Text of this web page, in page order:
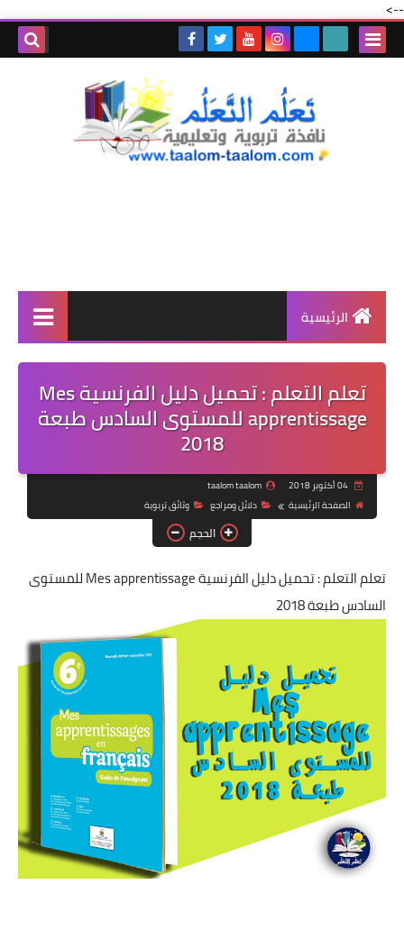
-->
الرئيسية
تعلم التعلم : تحميل دليل الفرنسية Mes
apprentissage للمستوى السادس طبعة
2018
04 أكتوبر 2018
taalom taalom
الصفحة الرئيسية
دلائل ومراجع وثائق تربوية
الحجم
تعلم التعلم : تحميل دليل الفرنسية Mes apprentissage للمستوى
السادس طبعة 2018